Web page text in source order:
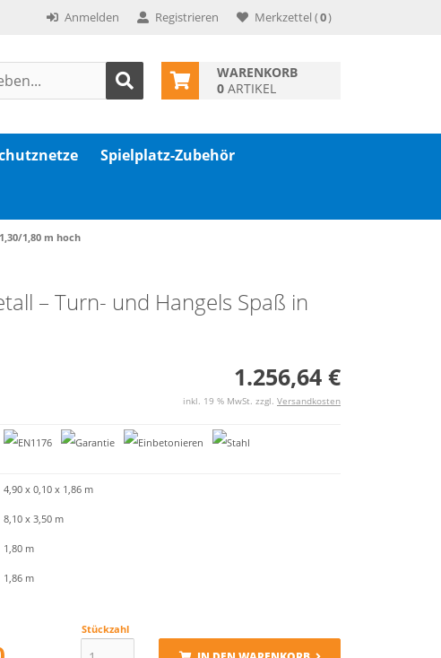
Merkzettel (0)
Registrieren
Anmelden
WARENKORB
0 ARTIKEL
Spielplatz-Zubehör
1,80 m hoch
– Turn- und Hangels Spaß in
1.256,64 €
inkl. 19 % MwSt. zzgl. Versandkosten
4,90 x 0,10 x 1,86 m
8,10 x 3,50 m
1,80 m
1,86 m
Stückzahl